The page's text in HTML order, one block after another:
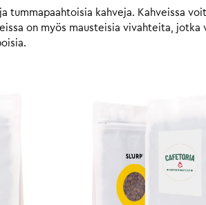
tummapaahtoisia kahveja. Kahveissa
on myös mausteisia vivahteita,